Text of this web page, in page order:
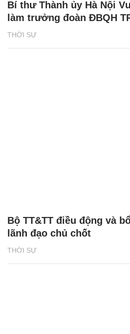
THỜI SỰ
Bí thư Thành ủy Hà Nội
làm trưởng đoàn ĐBQH
THỜI SỰ
Bộ TT&TT điều động và
lãnh đạo chủ chốt